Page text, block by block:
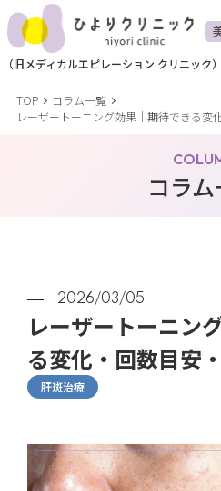
（旧メディカルエピレーション クリニック）
TOP
コラム一覧
レーザートーニング効果｜期待できる変
コラ
2026/03/05
レーザートーニン
る変化・回数目安
肝斑治療